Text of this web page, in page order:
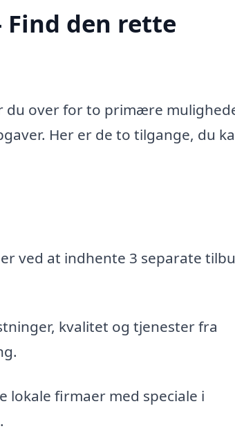
den rette
over for to primære
Her er de to tilgange, du
ved at indhente 3 separate
kvalitet og tjenester fra
lokale firmaer med speciale i